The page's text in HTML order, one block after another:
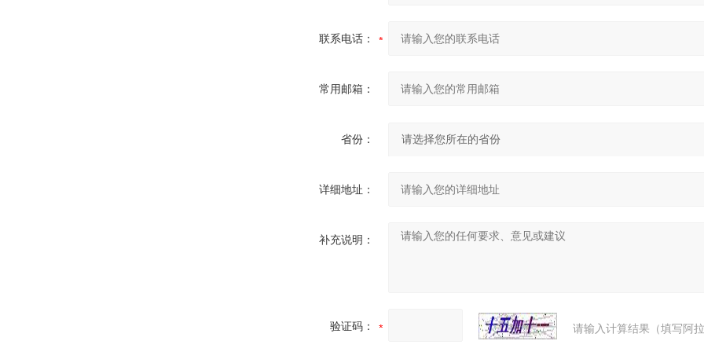
联系电话：
常用邮箱：
省份：
详细地址：
补充说明：
验证码： 请输入计算结果（填写阿